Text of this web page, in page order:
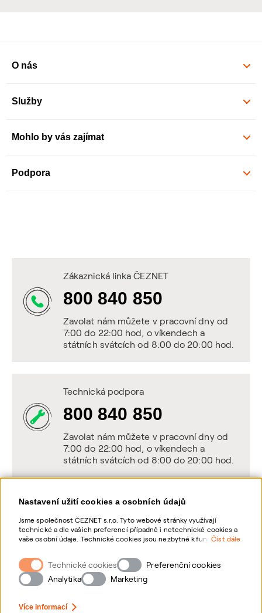
Nastavení užití cookies a osobních údajů
Jsme společnost ČEZNET s.r.o. Tyto webové stránky využívají
technické a dle vašich preferencí případně i netechnické cookies a
vaše osobní údaje. Technické cookies jsou nezbytné k fungování
webové stránky vašim preferencím, k personalizaci reklam a
analytice. Pro sběr a zpracování netechnických cookies a vašich
osobních údajů, nám můžete udělit souhlas. Bližší informace o
vašich právech, zpracování osobních údajů, včetně možnosti
Číst dále
Technické cookies
Preferenční cookies
Analytika
Marketing
Více informací
O nás
Služby
Mohlo by vás zajímat
Podpora
Zákaznická linka ČEZNET
800 840 850
Zavolat nám můžete v pracovní dny od
7:00 do 22:00 hod, o víkendech a
státních svátcích od 8:00 do 20:00 hod.
Technická podpora
800 840 850
Zavolat nám můžete v pracovní dny od
7:00 do 22:00 hod, o víkendech a
státních svátcích od 8:00 do 20:00 hod.
Napište nám
POSLAT VZKAZ
Zanechte nám vzkaz online, my se vám
ozveme zpět